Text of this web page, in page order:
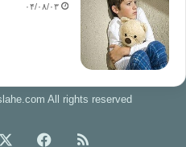
۰۴/۰۸/۰۳
All rights reserved
خوراک فیس